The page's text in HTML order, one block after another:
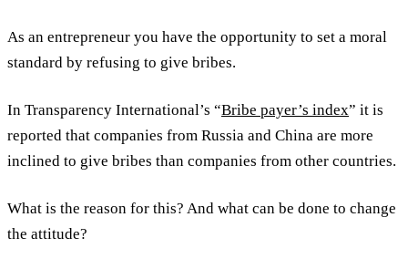
As an entrepreneur you have the opportunity to set a moral
standard by refusing to give bribes.
In Transparency International’s “Bribe payer’s index” it is
reported that companies from Russia and China are more
inclined to give bribes than companies from other countries.
What is the reason for this? And what can be done to change
the attitude?